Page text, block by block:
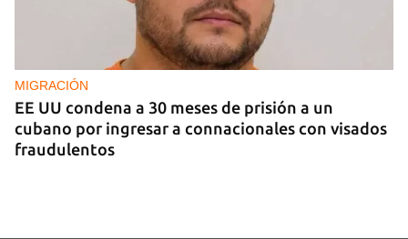
MIGRACIÓN
EE UU condena a 30 meses de prisión a un
cubano por ingresar a connacionales con visados
fraudulentos